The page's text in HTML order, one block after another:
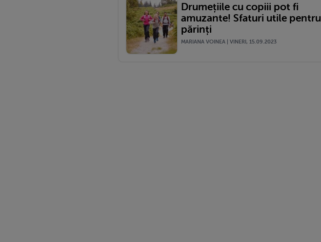
Drumețiile cu copiii pot fi
amuzante! Sfaturi utile pentru
părinți
MARIANA VOINEA | VINERI, 15.09.2023